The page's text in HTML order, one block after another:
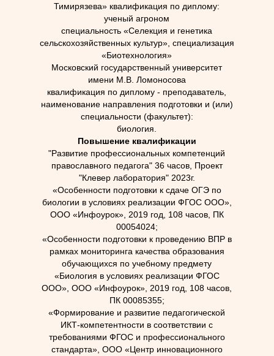
Тимирязева» квалификация по диплому:
ученый агроном
специальность «Селекция и генетика
сельскохозяйственных культур», специализация
«Биотехнология»
Московский государственный университет
имени М.В. Ломоносова
квалификация по диплому - преподаватель,
наименование направления подготовки и (или)
специальности (факультет):
биология.
Повышение квалификации
"Развитие профессиональных компетенций
православного педагога" 36 часов, Проект
"Клевер лаборатория" 2023г.
«Особенности подготовки к сдаче ОГЭ по
биологии в условиях реализации ФГОС ООО»,
ООО «Инфоурок», 2019 год, 108 часов, ПК
00054024;
«Особенности подготовки к проведению ВПР в
рамках мониторинга качества образования
обучающихся по учебному предмету
«Биология в условиях реализации ФГОС
ООО», ООО «Инфоурок», 2019 год, 108 часов,
ПК 00085355;
«Формирование и развитие педагогической
ИКТ-компетентности в соответствии с
требованиями ФГОС и профессионального
стандарта», ООО «Центр инновационного